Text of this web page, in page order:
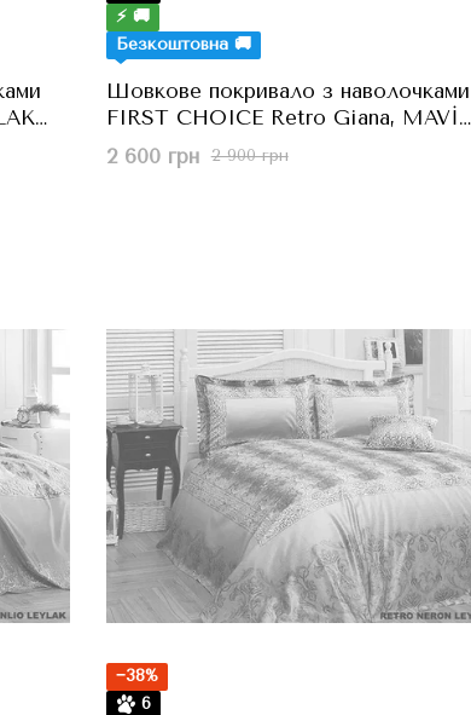
⚡ 🚚
Безкоштовна 🚚
Шовкове покривало з наволочками
FIRST CHOICE Retro Giana, MAVİ
Синій, 240x260 см
2 900 грн
2 600 грн
−38%
6